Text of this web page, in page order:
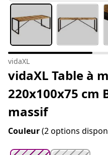
vidaXL
vidaXL Table à
220x100x75 cm
massif
Couleur(2 options